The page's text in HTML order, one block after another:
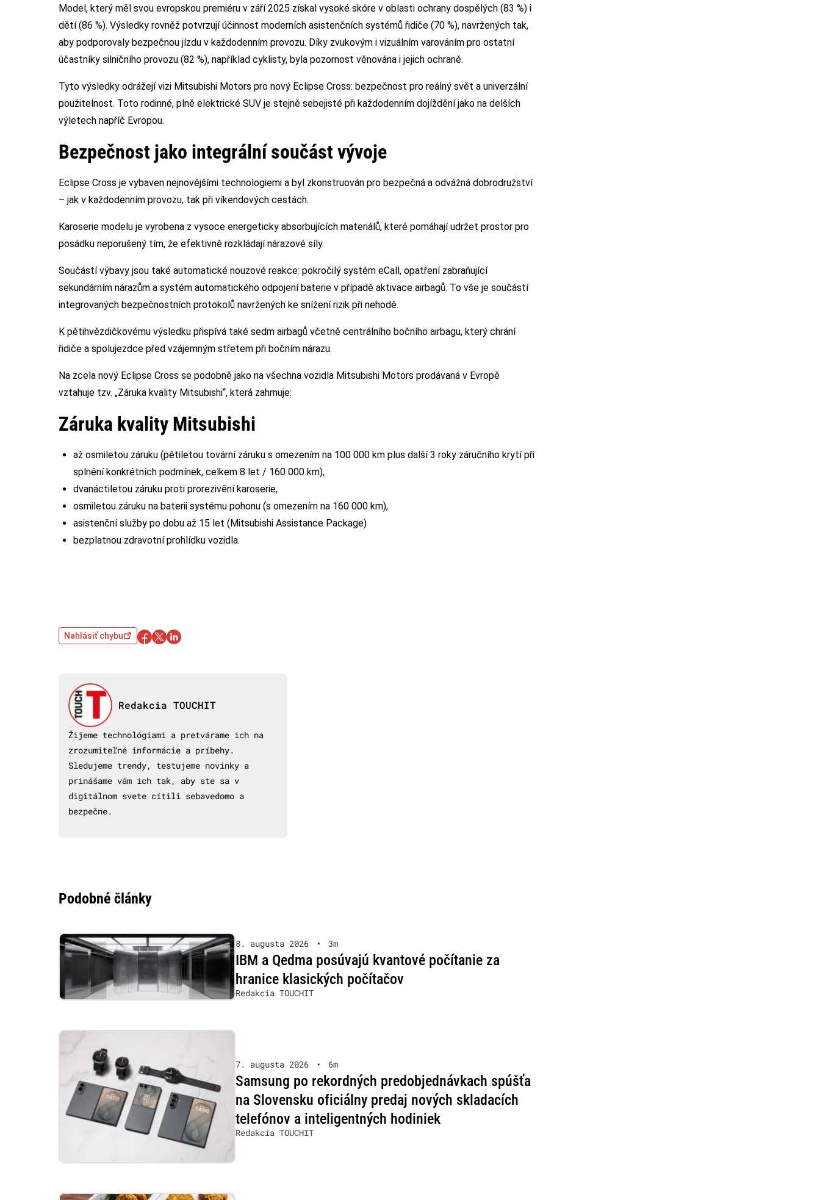
Model, který měl svou evropskou premiéru v září 2025 získal vysoké skóre v oblasti ochrany dospělých (83 %) i
dětí (86 %). Výsledky rovněž potvrzují účinnost moderních asistenčních systémů řidiče (70 %), navržených tak,
aby podporovaly bezpečnou jízdu v každodenním provozu. Díky zvukovým i vizuálním varováním pro ostatní
účastníky silničního provozu (82 %), například cyklisty, byla pozornost věnována i jejich ochraně.
Tyto výsledky odrážejí vizi Mitsubishi Motors pro nový Eclipse Cross: bezpečnost pro reálný svět a univerzální
použitelnost. Toto rodinné, plně elektrické SUV je stejně sebejisté při každodenním dojíždění jako na delších
výletech napříč Evropou.
Bezpečnost jako integrální součást vývoje
Eclipse Cross je vybaven nejnovějšími technologiemi a byl zkonstruován pro bezpečná a odvážná dobrodružství
– jak v každodenním provozu, tak při víkendových cestách.
Karoserie modelu je vyrobena z vysoce energeticky absorbujících materiálů, které pomáhají udržet prostor pro
posádku neporušený tím, že efektivně rozkládají nárazové síly.
Součástí výbavy jsou také automatické nouzové reakce: pokročilý systém eCall, opatření zabraňující
sekundárním nárazům a systém automatického odpojení baterie v případě aktivace airbagů. To vše je součástí
integrovaných bezpečnostních protokolů navržených ke snížení rizik při nehodě.
K pětihvězdičkovému výsledku přispívá také sedm airbagů včetně centrálního bočního airbagu, který chrání
řidiče a spolujezdce před vzájemným střetem při bočním nárazu.
Na zcela nový Eclipse Cross se podobně jako na všechna vozidla Mitsubishi Motors prodávaná v Evropě
vztahuje tzv. „Záruka kvality Mitsubishi“, která zahrnuje:
Záruka kvality Mitsubishi
až osmiletou záruku (pětiletou tovární záruku s omezením na 100 000 km plus další 3 roky záručního krytí při
splnění konkrétních podmínek, celkem 8 let / 160 000 km),
dvanáctiletou záruku proti prorezivění karoserie,
osmiletou záruku na baterii systému pohonu (s omezením na 160 000 km),
asistenční služby po dobu až 15 let (Mitsubishi Assistance Package)
bezplatnou zdravotní prohlídku vozidla.
Nahlásiť chybu
Redakcia TOUCHIT
Žijeme technológiami a pretvárame ich na
zrozumiteľné informácie a príbehy.
Sledujeme trendy, testujeme novinky a
prinášame vám ich tak, aby ste sa v
digitálnom svete cítili sebavedomo a
bezpečne.
Podobné články
8. augusta 2026 • 3m
IBM a Qedma posúvajú kvantové počítanie za
hranice klasických počítačov
Redakcia TOUCHIT
7. augusta 2026 • 6m
Samsung po rekordných predobjednávkach spúšťa
na Slovensku oficiálny predaj nových skladacích
telefónov a inteligentných hodiniek
Redakcia TOUCHIT